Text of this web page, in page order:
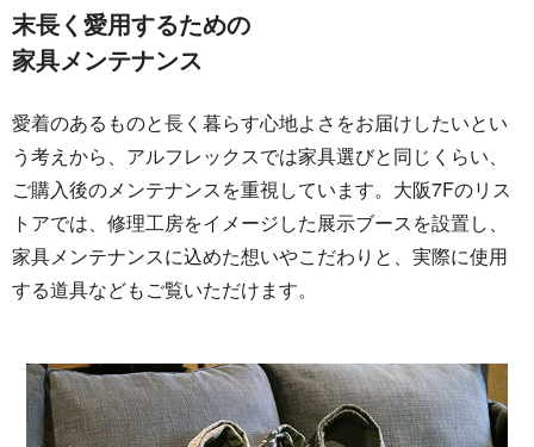
末長く愛用するための
家具メンテナンス
愛着のあるものと長く暮らす心地よさをお届けしたいとい
う考えから、アルフレックスでは家具選びと同じくらい、
ご購入後のメンテナンスを重視しています。大阪7Fのリス
トアでは、修理工房をイメージした展示ブースを設置し、
家具メンテナンスに込めた想いやこだわりと、実際に使用
する道具などもご覧いただけます。